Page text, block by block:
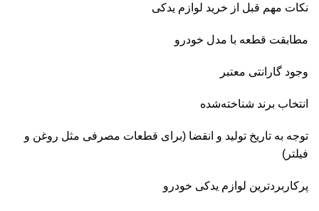
نکات مهم قبل از خرید لوازم یدکی
مطابقت قطعه با مدل خودرو
وجود گارانتی معتبر
انتخاب برند شناخته‌شده
توجه به تاریخ تولید و انقضا (برای قطعات مصرفی مثل روغن و
فیلتر)
پرکاربردترین لوازم یدکی خودرو